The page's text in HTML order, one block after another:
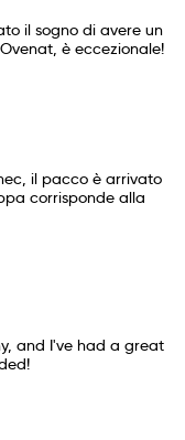
il sogno di avere un
è eccezionale!
il pacco è arrivato
corrisponde alla
and I've had a great